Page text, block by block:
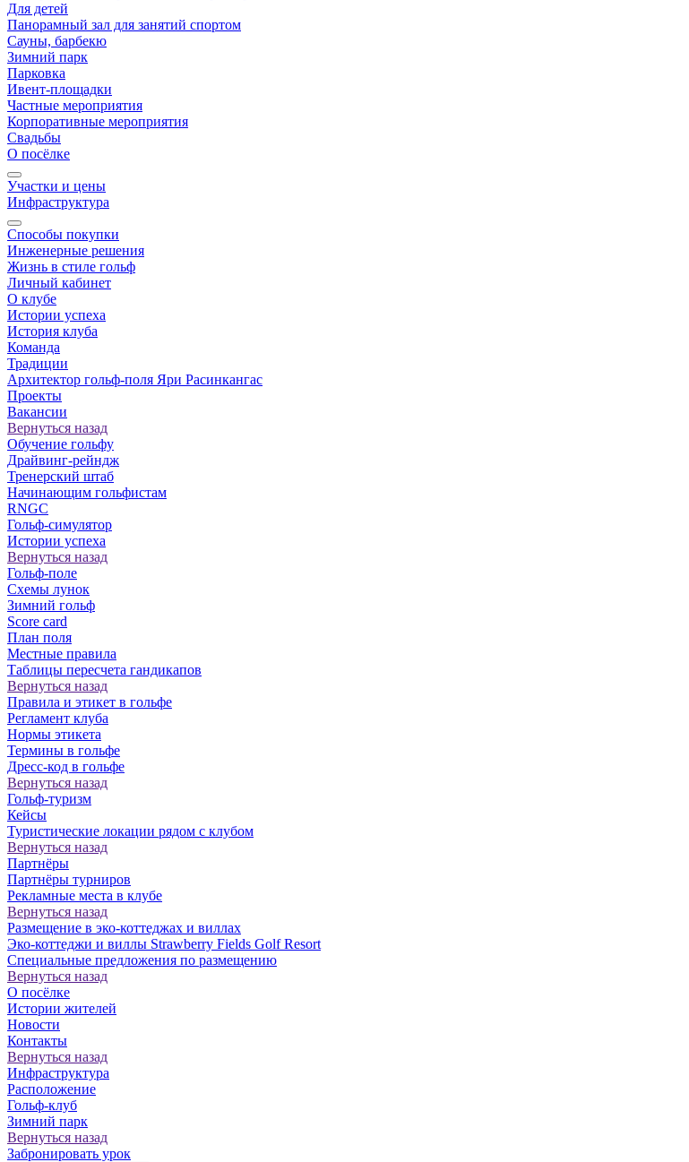
Для детей
Панорамный зал для занятий спортом
Сауны, барбекю
Зимний парк
Парковка
Ивент-площадки
Частные мероприятия
Корпоративные мероприятия
Свадьбы
О посёлке
Участки и цены
Инфраструктура
Способы покупки
Инженерные решения
Жизнь в стиле гольф
Личный кабинет
О клубе
Истории успеха
История клуба
Команда
Традиции
Архитектор гольф-поля Яри Расинкангас
Проекты
Вакансии
Вернуться назад
Обучение гольфу
Драйвинг-рейндж
Тренерский штаб
Начинающим гольфистам
RNGC
Гольф-симулятор
Истории успеха
Вернуться назад
Гольф-поле
Схемы лунок
Зимний гольф
Score card
План поля
Местные правила
Таблицы пересчета гандикапов
Вернуться назад
Правила и этикет в гольфе
Регламент клуба
Нормы этикета
Термины в гольфе
Дресс-код в гольфе
Вернуться назад
Гольф-туризм
Кейсы
Туристические локации рядом с клубом
Вернуться назад
Партнёры
Партнёры турниров
Рекламные места в клубе
Вернуться назад
Размещение в эко-коттеджах и виллах
Эко-коттеджи и виллы Strawberry Fields Golf Resort
Специальные предложения по размещению
Вернуться назад
О посёлке
Истории жителей
Новости
Контакты
Вернуться назад
Инфраструктура
Расположение
Гольф-клуб
Зимний парк
Вернуться назад
Забронировать урок